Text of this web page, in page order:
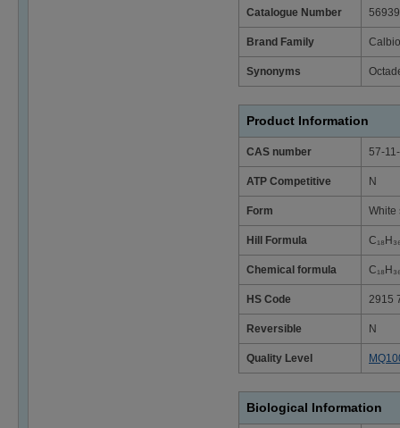
Catalogue Number
Brand Family
Synonyms
Product Information
CAS number 57-
ATP Competitive N
Form White
Hill Formula
Chemical formula
HS Code 2915
Reversible N
Quality Level
Biological Information